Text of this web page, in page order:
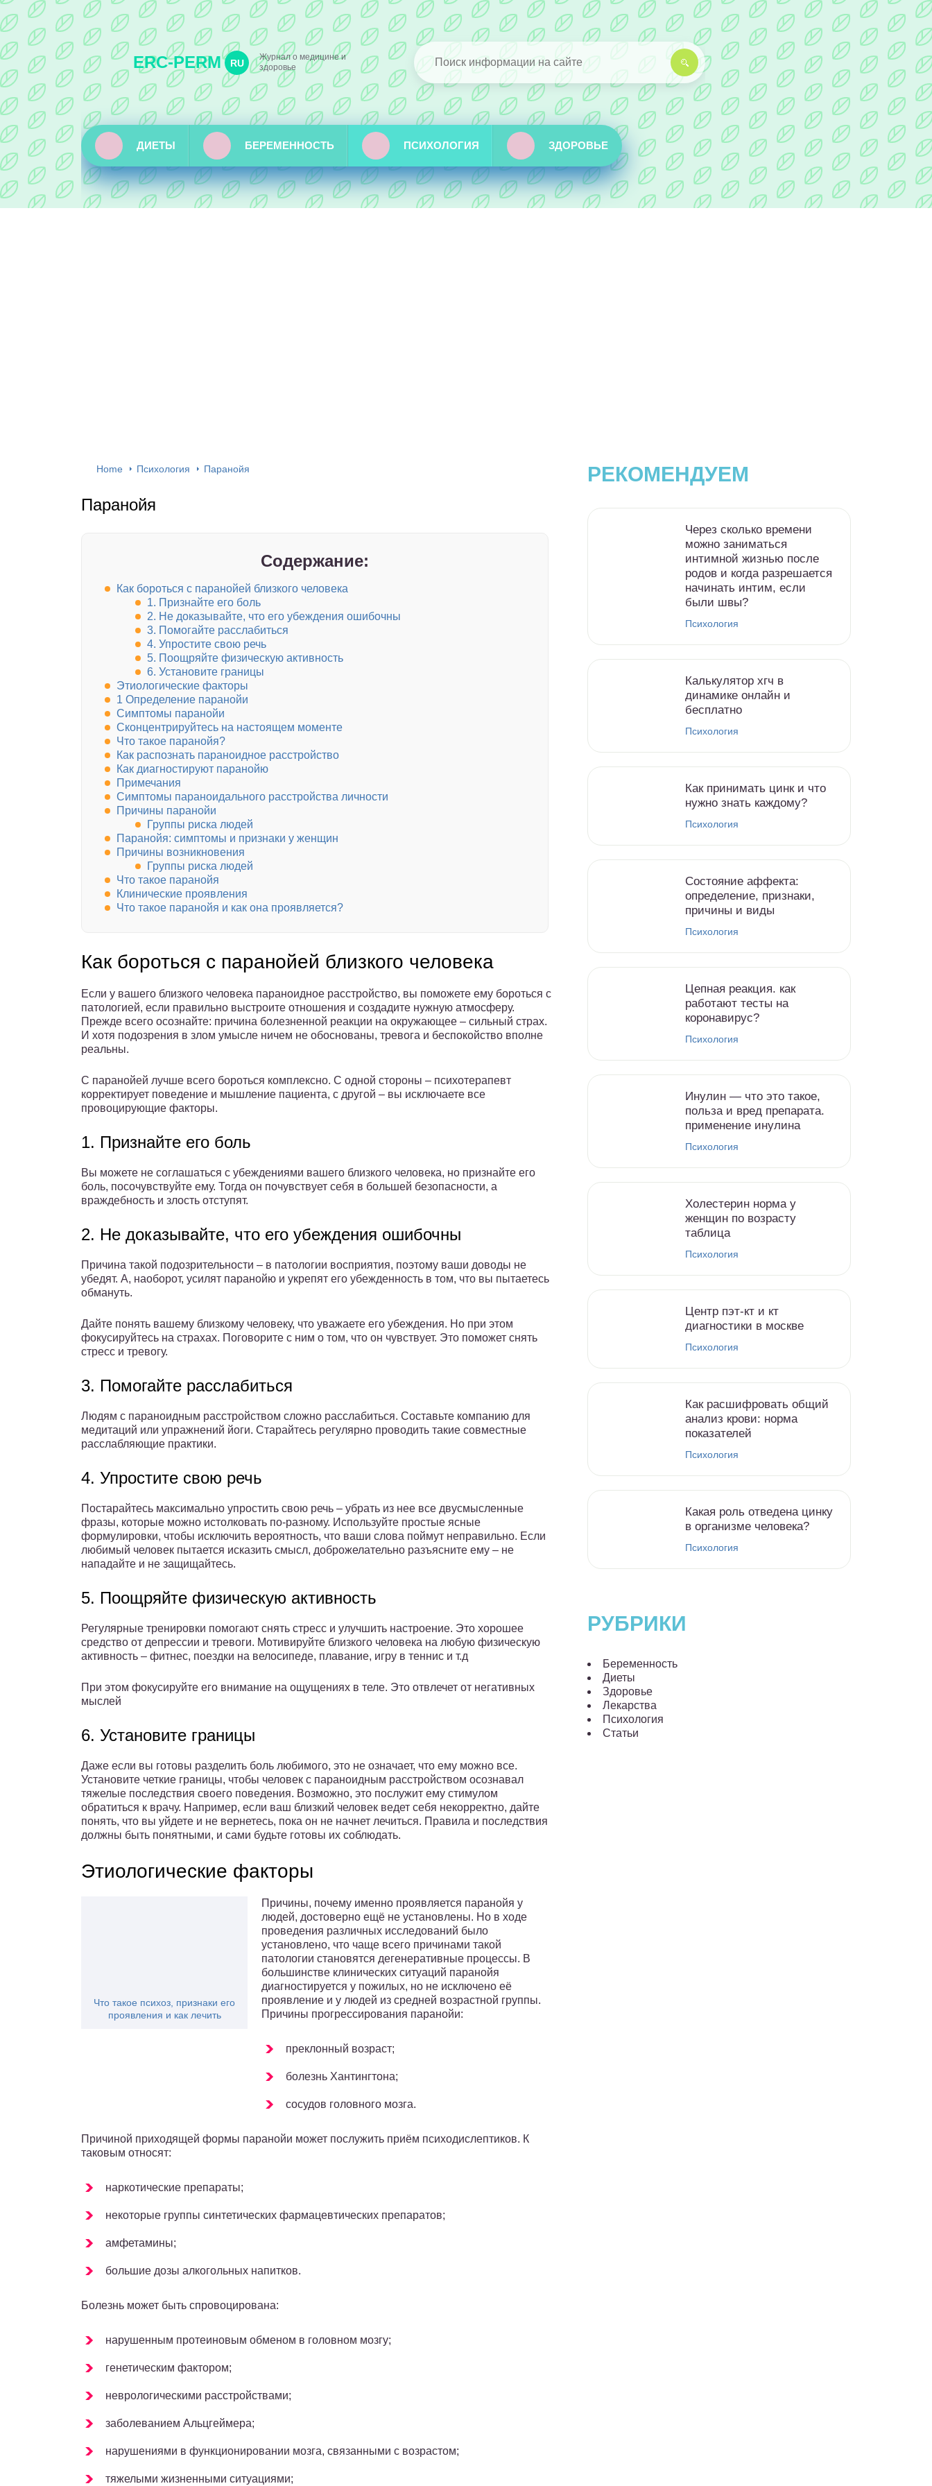
ERC-PERM RU
Журнал о медицине и
здоровье
ДИЕТЫ БЕРЕМЕННОСТЬ ПСИХОЛОГИЯ ЗДОРОВЬЕ
Home Психология Паранойя
Паранойя
Содержание:
Как бороться с паранойей близкого человека
1. Признайте его боль
2. Не доказывайте, что его убеждения ошибочны
3. Помогайте расслабиться
4. Упростите свою речь
5. Поощряйте физическую активность
6. Установите границы
Этиологические факторы
1 Определение паранойи
Симптомы паранойи
Сконцентрируйтесь на настоящем моменте
Что такое паранойя?
Как распознать параноидное расстройство
Как диагностируют паранойю
Примечания
Симптомы параноидального расстройства личности
Причины паранойи
Группы риска людей
Паранойя: симптомы и признаки у женщин
Причины возникновения
Группы риска людей
Что такое паранойя
Клинические проявления
Что такое паранойя и как она проявляется?
Как бороться с паранойей близкого человека
Если у вашего близкого человека параноидное расстройство, вы поможете ему бороться с
патологией, если правильно выстроите отношения и создадите нужную атмосферу.
Прежде всего осознайте: причина болезненной реакции на окружающее – сильный страх.
И хотя подозрения в злом умысле ничем не обоснованы, тревога и беспокойство вполне
реальны.
С паранойей лучше всего бороться комплексно. С одной стороны – психотерапевт
корректирует поведение и мышление пациента, с другой – вы исключаете все
провоцирующие факторы.
1. Признайте его боль
Вы можете не соглашаться с убеждениями вашего близкого человека, но признайте его
боль, посочувствуйте ему. Тогда он почувствует себя в большей безопасности, а
враждебность и злость отступят.
2. Не доказывайте, что его убеждения ошибочны
Причина такой подозрительности – в патологии восприятия, поэтому ваши доводы не
убедят. А, наоборот, усилят паранойю и укрепят его убежденность в том, что вы пытаетесь
обмануть.
Дайте понять вашему близкому человеку, что уважаете его убеждения. Но при этом
фокусируйтесь на страхах. Поговорите с ним о том, что он чувствует. Это поможет снять
стресс и тревогу.
3. Помогайте расслабиться
Людям с параноидным расстройством сложно расслабиться. Составьте компанию для
медитаций или упражнений йоги. Старайтесь регулярно проводить такие совместные
расслабляющие практики.
4. Упростите свою речь
Постарайтесь максимально упростить свою речь – убрать из нее все двусмысленные
фразы, которые можно истолковать по-разному. Используйте простые ясные
формулировки, чтобы исключить вероятность, что ваши слова поймут неправильно. Если
любимый человек пытается исказить смысл, доброжелательно разъясните ему – не
нападайте и не защищайтесь.
5. Поощряйте физическую активность
Регулярные тренировки помогают снять стресс и улучшить настроение. Это хорошее
средство от депрессии и тревоги. Мотивируйте близкого человека на любую физическую
активность – фитнес, поездки на велосипеде, плавание, игру в теннис и т.д
При этом фокусируйте его внимание на ощущениях в теле. Это отвлечет от негативных
мыслей
6. Установите границы
Даже если вы готовы разделить боль любимого, это не означает, что ему можно все.
Установите четкие границы, чтобы человек с параноидным расстройством осознавал
тяжелые последствия своего поведения. Возможно, это послужит ему стимулом
обратиться к врачу. Например, если ваш близкий человек ведет себя некорректно, дайте
понять, что вы уйдете и не вернетесь, пока он не начнет лечиться. Правила и последствия
должны быть понятными, и сами будьте готовы их соблюдать.
Этиологические факторы
Что такое психоз, признаки его
проявления и как лечить
Причины, почему именно проявляется паранойя у
людей, достоверно ещё не установлены. Но в ходе
проведения различных исследований было
установлено, что чаще всего причинами такой
патологии становятся дегенеративные процессы. В
большинстве клинических ситуаций паранойя
диагностируется у пожилых, но не исключено её
проявление и у людей из средней возрастной группы.
Причины прогрессирования паранойи:
преклонный возраст;
болезнь Хантингтона;
сосудов головного мозга.
Причиной приходящей формы паранойи может послужить приём психодислептиков. К
таковым относят:
наркотические препараты;
некоторые группы синтетических фармацевтических препаратов;
амфетамины;
большие дозы алкогольных напитков.
Болезнь может быть спровоцирована:
нарушенным протеиновым обменом в головном мозгу;
генетическим фактором;
неврологическими расстройствами;
заболеванием Альцгеймера;
нарушениями в функционировании мозга, связанными с возрастом;
тяжелыми жизненными ситуациями;
РЕКОМЕНДУЕМ
Через сколько времени
можно заниматься
интимной жизнью после
родов и когда разрешается
начинать интим, если
были швы?
Психология
Калькулятор хгч в
динамике онлайн и
бесплатно
Психология
Как принимать цинк и что
нужно знать каждому?
Психология
Состояние аффекта:
определение, признаки,
причины и виды
Психология
Цепная реакция. как
работают тесты на
коронавирус?
Психология
Инулин — что это такое,
польза и вред препарата.
применение инулина
Психология
Холестерин норма у
женщин по возрасту
таблица
Психология
Центр пэт-кт и кт
диагностики в москве
Психология
Как расшифровать общий
анализ крови: норма
показателей
Психология
Какая роль отведена цинку
в организме человека?
Психология
РУБРИКИ
Беременность
Диеты
Здоровье
Лекарства
Психология
Статьи